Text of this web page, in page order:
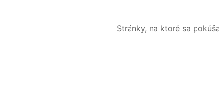
Stránky, na ktoré sa